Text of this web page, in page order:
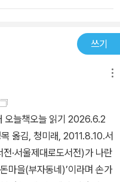
는 것을 말이다. 그보다 삶은
는다. 이는 정말이지 대다수
되는 변화를 만들어내는
, 우리 가운데 지구 온난화
것이다. 정확히 거의 미친
들만이 스스로 뿌리째 변화
지구는 바로 도무지 상상하
수 없는 집요한 연속성(co
하는 물이 마이애미 해변도
록장려하기 시작한 이유다.
쓰기
오늘책오늘 읽기 2026.6.2
옮김, 청미래, 2011.8.10.서
·서울제대로도서전)가 나란
마을(부자동네)’이라며 손가